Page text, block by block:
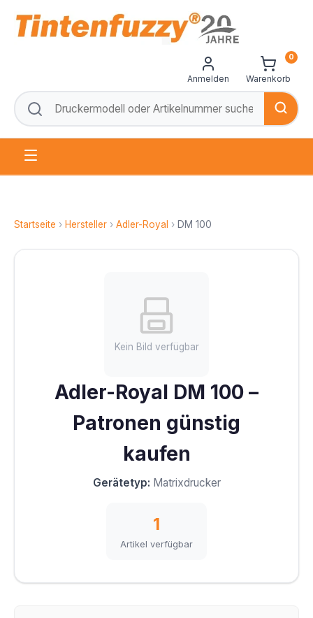
Anmelden Warenkorb
0
Startseite › Hersteller › Adler-Royal › DM 100
Kein Bild verfügbar
Adler-Royal DM 100 –
Patronen günstig
kaufen
Gerätetyp: Matrixdrucker
1
Artikel verfügbar